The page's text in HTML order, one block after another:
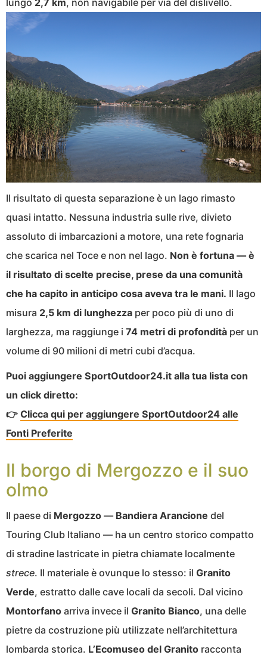
lungo 2,7 km, non navigabile per via del dislivello.
Il risultato di questa separazione è un lago rimasto
quasi intatto. Nessuna industria sulle rive, divieto
assoluto di imbarcazioni a motore, una rete fognaria
che scarica nel Toce e non nel lago. Non è fortuna — è
il risultato di scelte precise, prese da una comunità
che ha capito in anticipo cosa aveva tra le mani. Il lago
misura 2,5 km di lunghezza per poco più di uno di
larghezza, ma raggiunge i 74 metri di profondità per un
volume di 90 milioni di metri cubi d’acqua.
Puoi aggiungere SportOutdoor24.it alla tua lista con
un click diretto:
👉 Clicca qui per aggiungere SportOutdoor24 alle
Fonti Preferite
Il borgo di Mergozzo e il suo
olmo
Il paese di Mergozzo — Bandiera Arancione del
Touring Club Italiano — ha un centro storico compatto
di stradine lastricate in pietra chiamate localmente
strece. Il materiale è ovunque lo stesso: il Granito
Verde, estratto dalle cave locali da secoli. Dal vicino
Montorfano arriva invece il Granito Bianco, una delle
pietre da costruzione più utilizzate nell’architettura
lombarda storica. L’Ecomuseo del Granito racconta